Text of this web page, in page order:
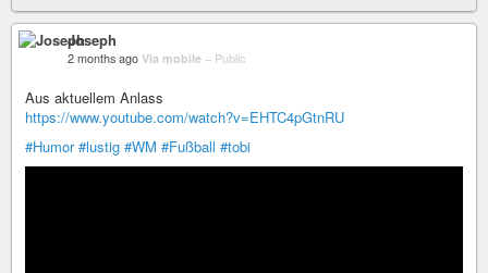
Joseph
2 months ago Via mobile – Public
Aus aktuellem Anlass
https://www.youtube.com/watch?v=EHTC4pGtnRU
#Humor #lustig #WM #Fußball #tobi